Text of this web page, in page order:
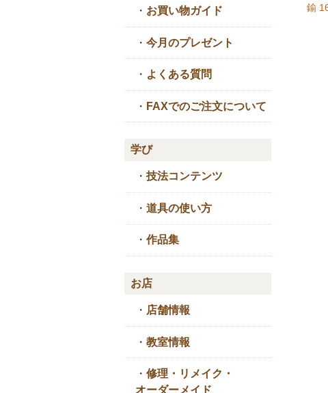
鍮
・ お買い物ガイド
・ 今月のプレゼント
・ よくある質問
・ FAXでのご注文について
学び
・ 技法コンテンツ
・ 道具の使い方
・ 作品集
お店
・ 店舗情報
・ 教室情報
・ 修理・リメイク・
オーダーメイド